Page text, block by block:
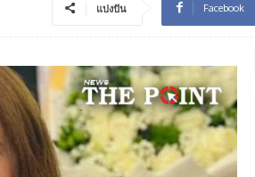
แบ่งปัน Facebook